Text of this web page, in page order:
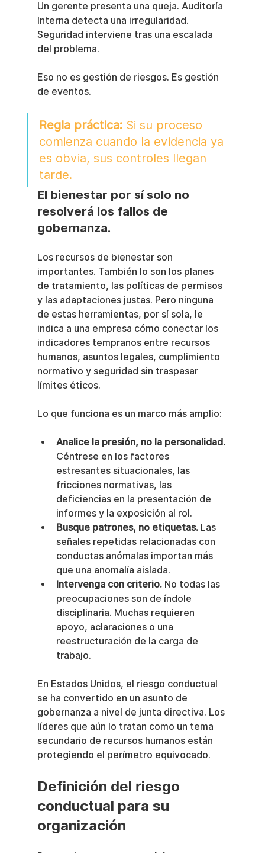
Un gerente presenta una queja. Auditoría
Interna detecta una irregularidad.
Seguridad interviene tras una escalada
del problema.
Eso no es gestión de riesgos. Es gestión
de eventos.
Regla práctica: Si su proceso
comienza cuando la evidencia ya
es obvia, sus controles llegan
tarde.
El bienestar por sí solo no
resolverá los fallos de
gobernanza.
Los recursos de bienestar son
importantes. También lo son los planes
de tratamiento, las políticas de permisos
y las adaptaciones justas. Pero ninguna
de estas herramientas, por sí sola, le
indica a una empresa cómo conectar los
indicadores tempranos entre recursos
humanos, asuntos legales, cumplimiento
normativo y seguridad sin traspasar
límites éticos.
Lo que funciona es un marco más amplio:
Analice la presión, no la personalidad.
Céntrese en los factores
estresantes situacionales, las
fricciones normativas, las
deficiencias en la presentación de
informes y la exposición al rol.
Busque patrones, no etiquetas. Las
señales repetidas relacionadas con
conductas anómalas importan más
que una anomalía aislada.
Intervenga con criterio. No todas las
preocupaciones son de índole
disciplinaria. Muchas requieren
apoyo, aclaraciones o una
reestructuración de la carga de
trabajo.
En Estados Unidos, el riesgo conductual
se ha convertido en un asunto de
gobernanza a nivel de junta directiva. Los
líderes que aún lo tratan como un tema
secundario de recursos humanos están
protegiendo el perímetro equivocado.
Definición del riesgo
conductual para su
organización